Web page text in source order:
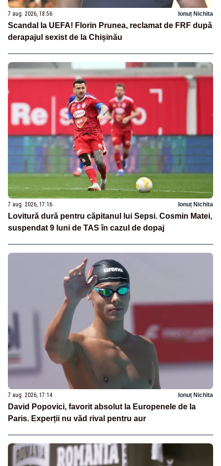
7 aug. 2026, 18:56 Ionuț Nichita
Scandal la UEFA! Florin Prunea, reclamat de FRF după
derapajul sexist de la Chișinău
7 aug. 2026, 17:16 Ionuț Nichita
Lovitură dură pentru căpitanul lui Sepsi. Cosmin Matei,
suspendat 9 luni de TAS în cazul de dopaj
7 aug. 2026, 17:14 Ionuț Nichita
David Popovici, favorit absolut la Europenele de la
Paris. Experții nu văd rival pentru aur